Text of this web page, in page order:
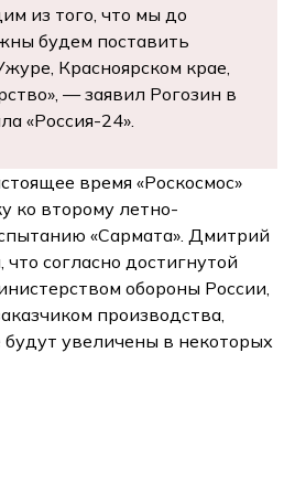
из того, что мы до
будем поставить
Красноярском крае,
— заявил Рогозин в
«Россия-24».
время «Роскосмос»
ко второму летно-
«Сармата». Дмитрий
согласно достигнутой
обороны России,
производства,
будут увеличены в некоторых